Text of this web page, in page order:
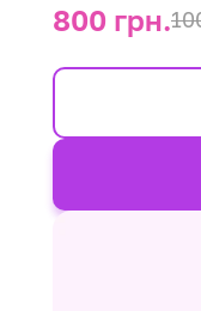
800 грн.